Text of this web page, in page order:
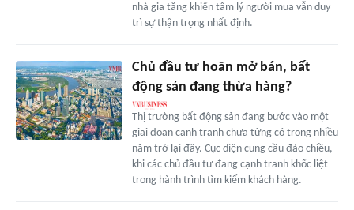
nhà gia tăng khiến tâm lý người mua vẫn duy
trì sự thận trọng nhất định.
Chủ đầu tư hoãn mở bán, bất
động sản đang thừa hàng?
Thị trường bất động sản đang bước vào một
giai đoạn cạnh tranh chưa từng có trong nhiều
năm trở lại đây. Cục diện cung cầu đảo chiều,
khi các chủ đầu tư đang cạnh tranh khốc liệt
trong hành trình tìm kiếm khách hàng.